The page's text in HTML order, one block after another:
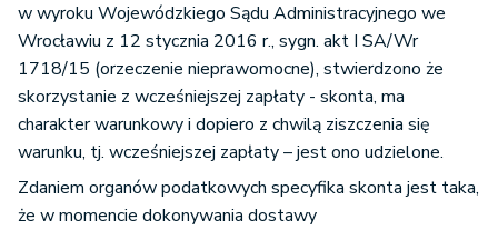
w wyroku Wojewódzkiego Sądu Administracyjnego we
Wrocławiu z 12 stycznia 2016 r., sygn. akt I SA/Wr
1718/15 (orzeczenie nieprawomocne), stwierdzono że
skorzystanie z wcześniejszej zapłaty - skonta, ma
charakter warunkowy i dopiero z chwilą ziszczenia się
warunku, tj. wcześniejszej zapłaty – jest ono udzielone.
Zdaniem organów podatkowych specyfika skonta jest taka,
że w momencie dokonywania dostawy